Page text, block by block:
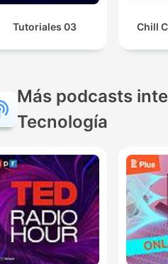
Tutoriales 03 Chill
Más podcasts
Tecnología